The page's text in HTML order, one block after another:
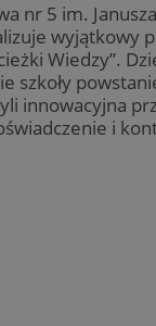
nr 5 im.
wyjątkowy
Wiedzy”.
szkoły
innowacyjna
i